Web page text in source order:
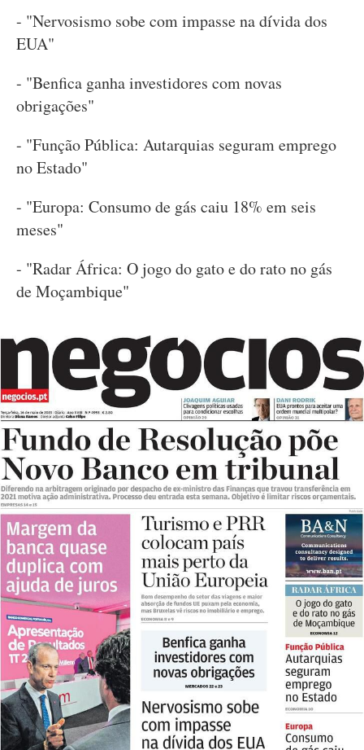
- "Nervosismo sobe com impasse na dívida dos
EUA"
- "Benfica ganha investidores com novas
obrigações"
- "Função Pública: Autarquias seguram emprego
no Estado"
- "Europa: Consumo de gás caiu 18% em seis
meses"
- "Radar África: O jogo do gato e do rato no gás
de Moçambique"